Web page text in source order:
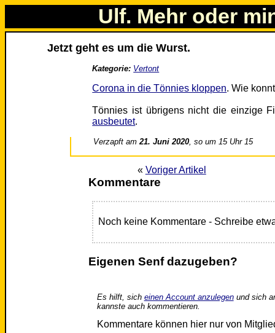
Ulf. Mehr oder
Jetzt geht es um die Wurst.
Kategorie: Vertont
Corona in die Tönnies kloppen. Wie
Tönnies ist übrigens nicht die einzige
ausbeutet.
Verzapft am21. Juni 2020, so um 15 Uhr 15
« Voriger Artikel
Kommentare
Noch keine Kommentare - Schreibe
Eigenen Senf dazugeben?
Es hilft, sich einen Account anzulegenund sich
kannste auch kommentieren.
Kommentare können hier nur von